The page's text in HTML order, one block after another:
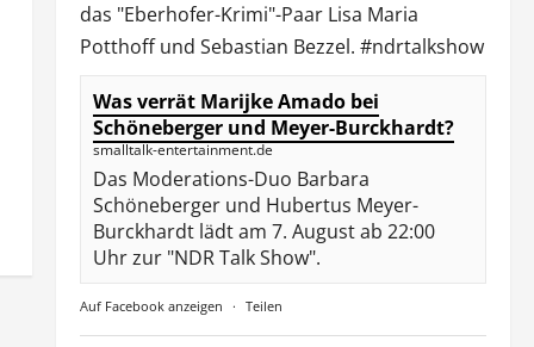
das "Eberhofer-Krimi"-Paar Lisa Maria
Potthoff und Sebastian Bezzel. #ndrtalkshow
Was verrät Marijke Amado bei
Schöneberger und Meyer-Burckhardt?
smalltalk-entertainment.de
Das Moderations-Duo Barbara
Schöneberger und Hubertus Meyer-
Burckhardt lädt am 7. August ab 22:00
Uhr zur "NDR Talk Show".
Auf Facebook anzeigen · Teilen